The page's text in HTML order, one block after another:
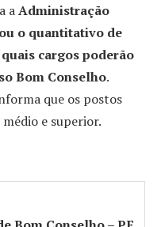
aAdministração
o quantitativo de
cargos poderão
Bom Conselho.
que os postos
e superior.